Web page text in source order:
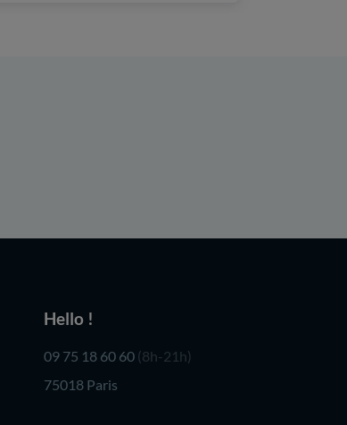
Hello !
09 75 18 60 60 (8h-21h)
75018 Paris